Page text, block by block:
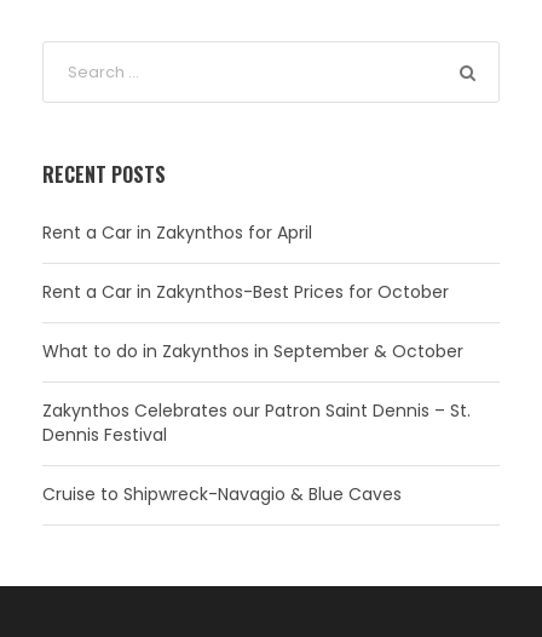
RECENT POSTS
Rent a Car in Zakynthos for April
Rent a Car in Zakynthos-Best Prices for October
What to do in Zakynthos in September & October
Zakynthos Celebrates our Patron Saint Dennis – St.
Dennis Festival
Cruise to Shipwreck-Navagio & Blue Caves